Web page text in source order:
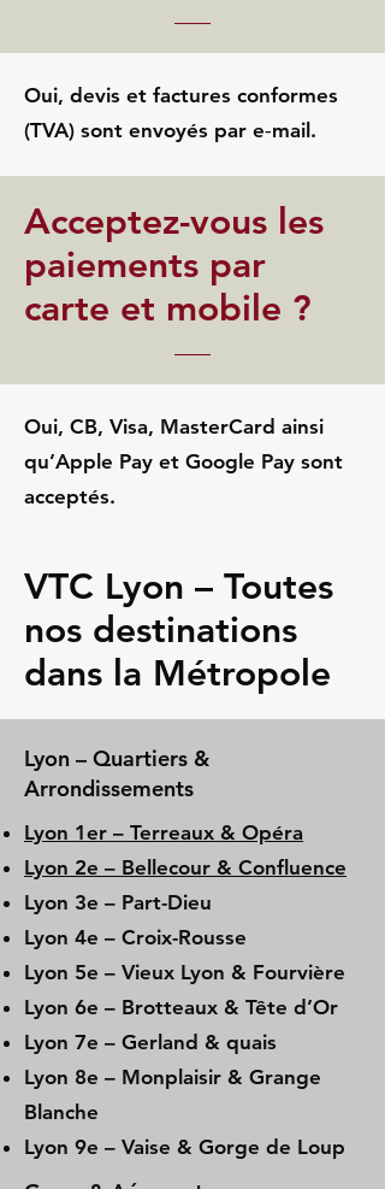
Oui, devis et factures conformes
(TVA) sont envoyés par e‑mail.
Acceptez-vous les
paiements par
carte et mobile ?
Oui, CB, Visa, MasterCard ainsi
qu’Apple Pay et Google Pay sont
acceptés.
VTC Lyon – Toutes
nos destinations
dans la Métropole
Lyon – Quartiers &
Arrondissements
Lyon 1er – Terreaux & Opéra
Lyon 2e – Bellecour & Confluence
Lyon 3e – Part-Dieu
Lyon 4e – Croix-Rousse
Lyon 5e – Vieux Lyon & Fourvière
Lyon 6e – Brotteaux & Tête d’Or
Lyon 7e – Gerland & quais
Lyon 8e – Monplaisir & Grange
Blanche
Lyon 9e – Vaise & Gorge de Loup